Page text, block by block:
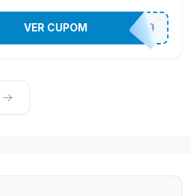
CASATEL30
VER CUPOM